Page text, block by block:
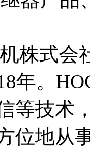
株式会
年。
等技术
位地从